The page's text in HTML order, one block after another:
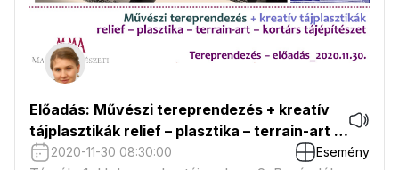
Előadás: Művészi tereprendezés + kreatív
tájplasztikák relief – plasztika – terrain-art –
kortárs tájépítészet
2020-11-30 08:30:00 Esemény